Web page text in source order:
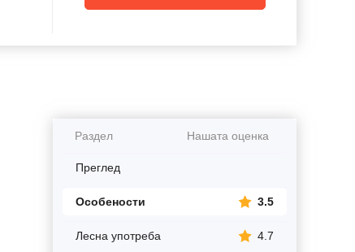
Раздел Нашата оценка
Преглед
Особености 3.5
Лесна употреба 4.7